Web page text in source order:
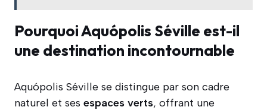
Pourquoi Aquópolis Séville est-il
une destination incontournable
Aquópolis Séville se distingue par son cadre
naturel et ses espaces verts, offrant une